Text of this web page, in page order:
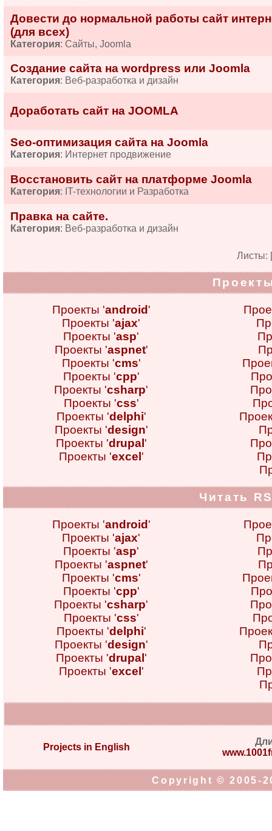
Довести до нормальной работы сайт
(для всех)
Категория: Сайты, Joomla
Создание сайта на wordpress или Joomla
Категория: Веб-разработка и дизайн
Доработать сайт на JOOMLA
Seo-оптимизация сайта на Joomla
Категория: Интернет продвижение
Восстановить сайт на платформе Joomla
Категория: IT-технологии и Разработка
Правка на сайте.
Категория: Веб-разработка и дизайн
Листы: [
Проекты 'android '
Проекты 'ajax'
Проекты 'asp'
Проекты 'aspnet'
Проекты 'cms'
Проекты 'cpp'
Проекты 'csharp'
Проекты 'css'
Проекты 'delphi'
Проекты 'design'
Проекты 'drupal '
Проекты 'excel '
Читать
Проекты 'android '
Проекты 'ajax'
Проекты 'asp'
Проекты 'aspnet'
Проекты 'cms'
Проекты 'cpp'
Проекты 'csharp'
Проекты 'css'
Проекты 'delphi'
Проекты 'design'
Проекты 'drupal '
Проекты 'excel '
Projects in English
Copyright © 2005-